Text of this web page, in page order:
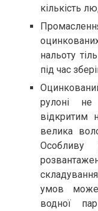
кількість
нальоту
під час
рулоні
відкритим
велика
Особливу
умов може
водної